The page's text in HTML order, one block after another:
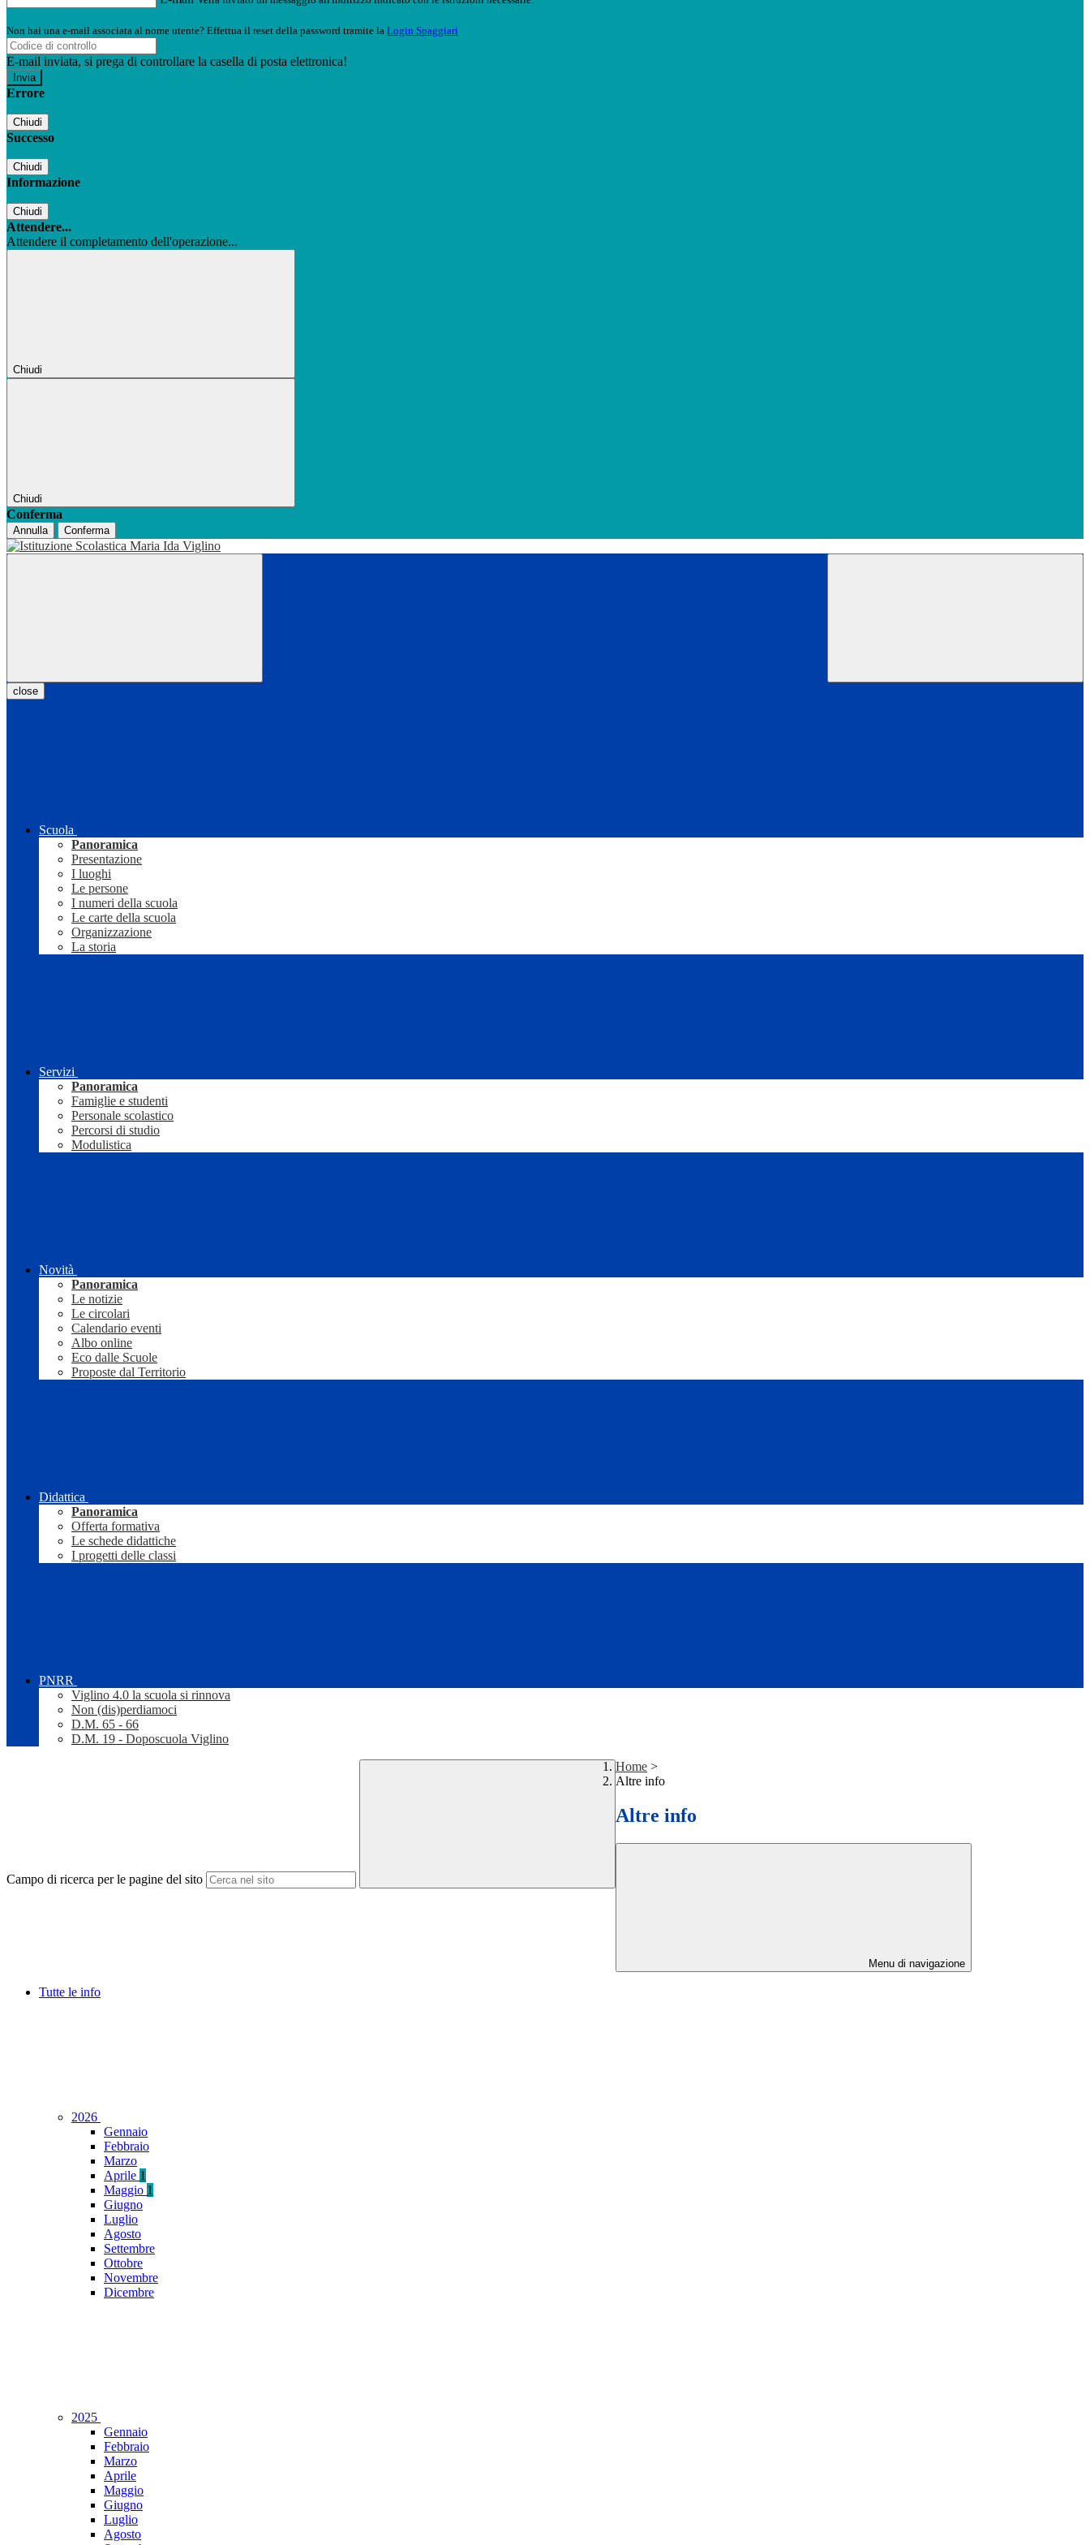
Non hai una e-mail associata al nome utente? Effettua il reset della password tramite la Login Spaggiari
E-mail inviata, si prega di controllare la casella di posta elettronica!
Errore
Chiudi
Successo
Chiudi
Informazione
Chiudi
Attendere...
Attendere il completamento dell'operazione...
Chiudi
Chiudi
Conferma
Annulla Conferma
close
Scuola
Panoramica
Presentazione
I luoghi
Le persone
I numeri della scuola
Le carte della scuola
Organizzazione
La storia
Servizi
Panoramica
Famiglie e studenti
Personale scolastico
Percorsi di studio
Modulistica
Novità
Panoramica
Le notizie
Le circolari
Calendario eventi
Albo online
Eco dalle Scuole
Proposte dal Territorio
Didattica
Panoramica
Offerta formativa
Le schede didattiche
I progetti delle classi
PNRR
Viglino 4.0 la scuola si rinnova
Non (dis)perdiamoci
D.M. 65 - 66
D.M. 19 - Doposcuola Viglino
Campo di ricerca per le pagine del sito
Home >
Altre info
Altre info
Menu di navigazione
Tutte le info
2026
Gennaio
Febbraio
Marzo
Aprile 1
Maggio 1
Giugno
Luglio
Agosto
Settembre
Ottobre
Novembre
Dicembre
2025
Gennaio
Febbraio
Marzo
Aprile
Maggio
Giugno
Luglio
Agosto